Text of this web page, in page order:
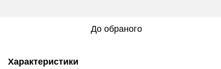
До обраного
Характеристики